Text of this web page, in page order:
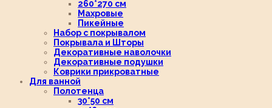
260*270 см
Махровые
Пикейные
Набор с покрывалом
Покрывала и Шторы
Декоративные наволочки
Декоративные подушки
Коврики прикроватные
Для ванной
Полотенца
30*50 см